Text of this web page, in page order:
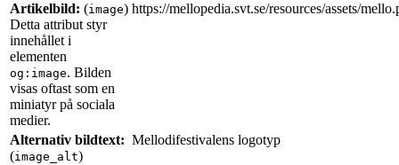
Artikelbild: (image)
Detta attribut styr
innehållet i
elementen
og:image. Bilden
visas oftast som en
miniatyr på sociala
medier.
https://mellopedia.svt.se/resources/assets/
Alternativ bildtext:
(image_alt)
Mellodifestivalens logotyp